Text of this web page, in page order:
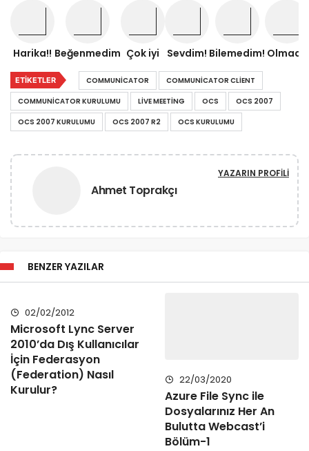
Harika!! Beğenmedim Çok iyi Sevdim! Bilemedim! Olmadı!
ETIKETLER COMMUNICATOR
COMMUNICATOR CLIENT
COMMUNICATOR KURULUMU
LIVE MEETING OCS
OCS 2007
OCS 2007 KURULUMU
OCS 2007 R2 OCS KURULUMU
Ahmet Toprakçı
YAZARIN PROFILI
BENZER YAZILAR
02/02/2012
Microsoft Lync Server
2010’da Dış Kullanıcılar
İçin Federasyon
(Federation) Nasıl
Kurulur?
22/03/2020
Azure File Sync ile
Dosyalarınız Her An
Bulutta Webcast’i
Bölüm-1